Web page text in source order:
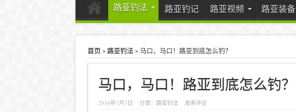
路亚钓法 路亚钓记 路亚视频 路亚装备
首页> 路亚钓法>马口，马口！路亚到底怎么钓？
马口，马口！路亚到底怎么钓？
2016年7月7日 分类： 路亚钓法 发表评论